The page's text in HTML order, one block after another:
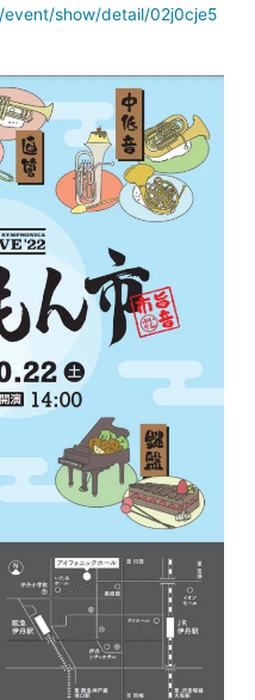
show/detail/02j0cje5